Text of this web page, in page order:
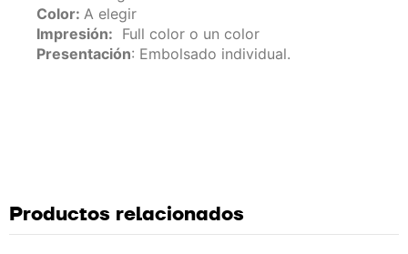
Color: A elegir
Impresión: Full color o un color
Presentación: Embolsado individual.
Productos relacionados